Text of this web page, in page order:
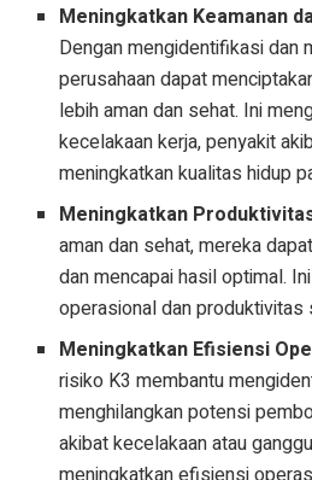
Meningkatkan Keamanan
Dengan mengidentifikasi dan
perusahaan dapat
lebih aman dan sehat. Ini
kecelakaan kerja, penyakit
meningkatkan kualitas hidup
Meningkatkan
aman dan sehat, mereka
dan mencapai hasil optimal.
operasional dan produktivitas
Meningkatkan Efisiensi
risiko K3 membantu
menghilangkan potensi
akibat kecelakaan atau